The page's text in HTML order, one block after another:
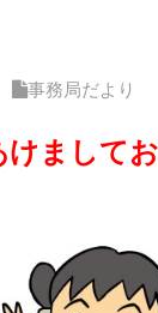
事務局だより
まして